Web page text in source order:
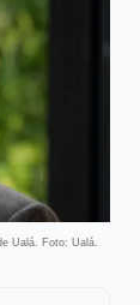
Ualá. Foto: Ualá.